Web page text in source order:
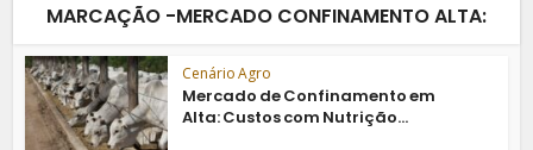
MARCAÇÃO -MERCADO CONFINAMENTO ALTA:
Cenário Agro
Mercado de Confinamento em
Alta: Custos com Nutrição...